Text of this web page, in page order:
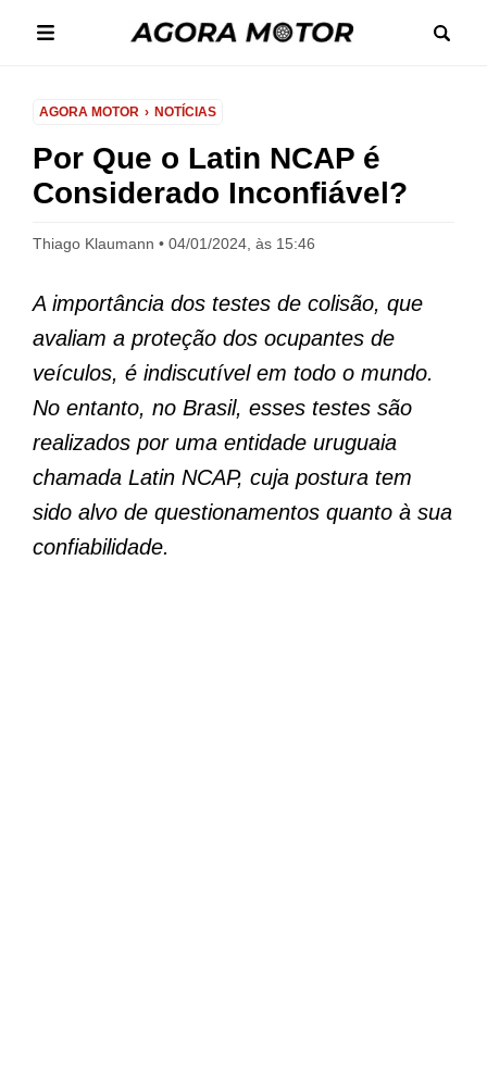
AGORA MOTOR NOTÍCIAS
Por Que o Latin NCAP é
Considerado Inconfiável?
Thiago Klaumann 04/01/2024, às 15:46
A importância dos testes de colisão, que
avaliam a proteção dos ocupantes de
veículos, é indiscutível em todo o mundo.
No entanto, no Brasil, esses testes são
realizados por uma entidade uruguaia
chamada Latin NCAP, cuja postura tem
sido alvo de questionamentos quanto à sua
confiabilidade.